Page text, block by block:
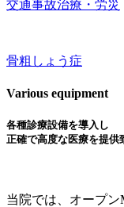
交通事故治療・労災
骨粗しょう症
Various equipment
各種診療設備を導入し
正確で高度な医療を提供
当院では、オープ